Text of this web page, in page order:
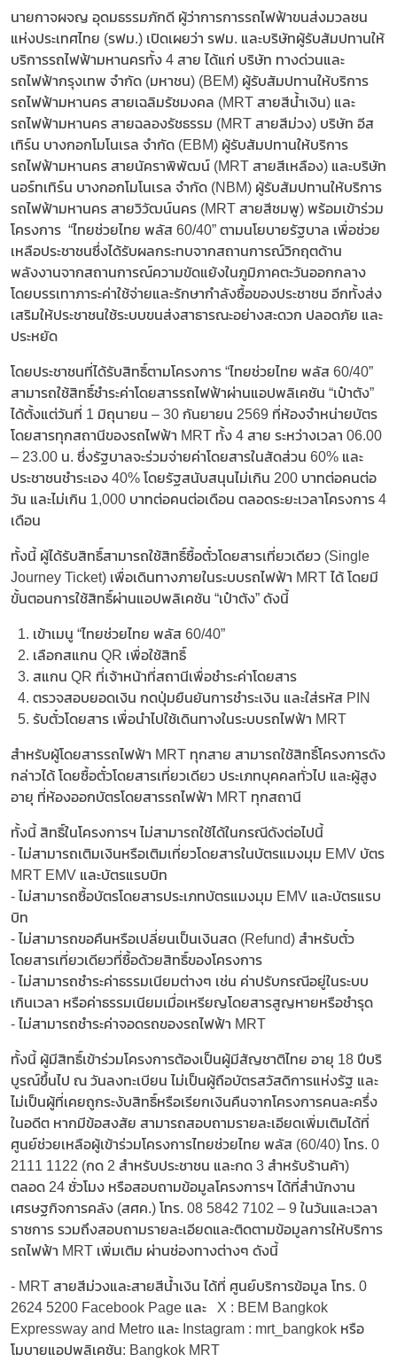
นายกาจผจญ อุดมธรรมภักดี ผู้ว่าการการรถไฟฟ้าขนส่งมวลชน
แห่งประเทศไทย (รฟม.) เปิดเผยว่า รฟม. และบริษัทผู้รับสัมปทานให้
บริการรถไฟฟ้ามหานครทั้ง 4 สาย ได้แก่ บริษัท ทางด่วนและ
รถไฟฟ้ากรุงเทพ จำกัด (มหาชน) (BEM) ผู้รับสัมปทานให้บริการ
รถไฟฟ้ามหานคร สายเฉลิมรัชมงคล (MRT สายสีน้ำเงิน) และ
รถไฟฟ้ามหานคร สายฉลองรัชธรรม (MRT สายสีม่วง) บริษัท อีส
เทิร์น บางกอกโมโนเรล จำกัด (EBM) ผู้รับสัมปทานให้บริการ
รถไฟฟ้ามหานคร สายนัคราพิพัฒน์ (MRT สายสีเหลือง) และบริษัท
นอร์ทเทิร์น บางกอกโมโนเรล จำกัด (NBM) ผู้รับสัมปทานให้บริการ
รถไฟฟ้ามหานคร สายวิวัฒน์นคร (MRT สายสีชมพู) พร้อมเข้าร่วม
โครงการ “ไทยช่วยไทย พลัส 60/40” ตามนโยบายรัฐบาล เพื่อช่วย
เหลือประชาชนซึ่งได้รับผลกระทบจากสถานการณ์วิกฤตด้าน
พลังงานจากสถานการณ์ความขัดแย้งในภูมิภาคตะวันออกกลาง
โดยบรรเทาภาระค่าใช้จ่ายและรักษากำลังซื้อของประชาชน อีกทั้งส่ง
เสริมให้ประชาชนใช้ระบบขนส่งสาธารณะอย่างสะดวก ปลอดภัย และ
ประหยัด
โดยประชาชนที่ได้รับสิทธิ์ตามโครงการ “ไทยช่วยไทย พลัส 60/40”
สามารถใช้สิทธิ์ชำระค่าโดยสารรถไฟฟ้าผ่านแอปพลิเคชัน “เป๋าตัง”
ได้ตั้งแต่วันที่ 1 มิถุนายน – 30 กันยายน 2569 ที่ห้องจำหน่ายบัตร
โดยสารทุกสถานีของรถไฟฟ้า MRT ทั้ง 4 สาย ระหว่างเวลา 06.00
– 23.00 น. ซึ่งรัฐบาลจะร่วมจ่ายค่าโดยสารในสัดส่วน 60% และ
ประชาชนชำระเอง 40% โดยรัฐสนับสนุนไม่เกิน 200 บาทต่อคนต่อ
วัน และไม่เกิน 1,000 บาทต่อคนต่อเดือน ตลอดระยะเวลาโครงการ 4
เดือน
ทั้งนี้ ผู้ได้รับสิทธิ์สามารถใช้สิทธิ์ซื้อตั๋วโดยสารเที่ยวเดียว (Single
Journey Ticket) เพื่อเดินทางภายในระบบรถไฟฟ้า MRT ได้ โดยมี
ขั้นตอนการใช้สิทธิ์ผ่านแอปพลิเคชัน “เป๋าตัง” ดังนี้
1. เข้าเมนู “ไทยช่วยไทย พลัส 60/40”
2. เลือกสแกน QR เพื่อใช้สิทธิ์
3. สแกน QR ที่เจ้าหน้าที่สถานีเพื่อชำระค่าโดยสาร
4. ตรวจสอบยอดเงิน กดปุ่มยืนยันการชำระเงิน และใส่รหัส PIN
5. รับตั๋วโดยสาร เพื่อนำไปใช้เดินทางในระบบรถไฟฟ้า MRT
สำหรับผู้โดยสารรถไฟฟ้า MRT ทุกสาย สามารถใช้สิทธิ์โครงการดัง
กล่าวได้ โดยซื้อตั๋วโดยสารเที่ยวเดียว ประเภทบุคคลทั่วไป และผู้สูง
อายุ ที่ห้องออกบัตรโดยสารรถไฟฟ้า MRT ทุกสถานี
ทั้งนี้ สิทธิ์ในโครงการฯ ไม่สามารถใช้ได้ในกรณีดังต่อไปนี้
- ไม่สามารถเติมเงินหรือเติมเที่ยวโดยสารในบัตรแมงมุม EMV บัตร
MRT EMV และบัตรแรบบิท
- ไม่สามารถซื้อบัตรโดยสารประเภทบัตรแมงมุม EMV และบัตรแรบ
บิท
- ไม่สามารถขอคืนหรือเปลี่ยนเป็นเงินสด (Refund) สำหรับตั๋ว
โดยสารเที่ยวเดียวที่ซื้อด้วยสิทธิ์ของโครงการ
- ไม่สามารถชำระค่าธรรมเนียมต่างๆ เช่น ค่าปรับกรณีอยู่ในระบบ
เกินเวลา หรือค่าธรรมเนียมเมื่อเหรียญโดยสารสูญหายหรือชำรุด
- ไม่สามารถชำระค่าจอดรถของรถไฟฟ้า MRT
ทั้งนี้ ผู้มีสิทธิ์เข้าร่วมโครงการต้องเป็นผู้มีสัญชาติไทย อายุ 18 ปีบริ
บูรณ์ขึ้นไป ณ วันลงทะเบียน ไม่เป็นผู้ถือบัตรสวัสดิการแห่งรัฐ และ
ไม่เป็นผู้ที่เคยถูกระงับสิทธิ์หรือเรียกเงินคืนจากโครงการคนละครึ่ง
ในอดีต หากมีข้อสงสัย สามารถสอบถามรายละเอียดเพิ่มเติมได้ที่
ศูนย์ช่วยเหลือผู้เข้าร่วมโครงการไทยช่วยไทย พลัส (60/40) โทร. 0
2111 1122 (กด 2 สำหรับประชาชน และกด 3 สำหรับร้านค้า)
ตลอด 24 ชั่วโมง หรือสอบถามข้อมูลโครงการฯ ได้ที่สำนักงาน
เศรษฐกิจการคลัง (สศค.) โทร. 08 5842 7102 – 9 ในวันและเวลา
ราชการ รวมถึงสอบถามรายละเอียดและติดตามข้อมูลการให้บริการ
รถไฟฟ้า MRT เพิ่มเติม ผ่านช่องทางต่างๆ ดังนี้
- MRT สายสีม่วงและสายสีน้ำเงิน ได้ที่ ศูนย์บริการข้อมูล โทร. 0
2624 5200 Facebook Page และ X : BEM Bangkok
Expressway and Metro และ Instagram : mrt_bangkok หรือ
โมบายแอปพลิเคชัน: Bangkok MRT